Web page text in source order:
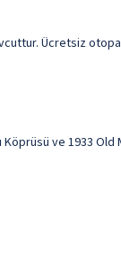
Ücretsiz
ve 1933 Old